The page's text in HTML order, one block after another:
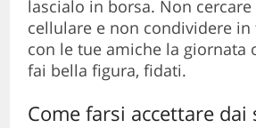
lascialo in borsa. Non
cellulare e non condividere
con le tue amiche la giornata
fai bella figura, fidati.
Come farsi accettare dai